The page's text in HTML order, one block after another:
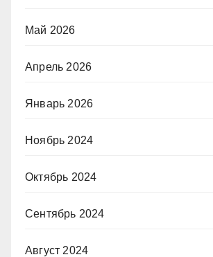
Май 2026
Апрель 2026
Январь 2026
Ноябрь 2024
Октябрь 2024
Сентябрь 2024
Август 2024